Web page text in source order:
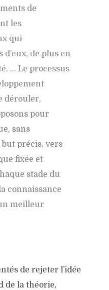
de
les
qui
de plus en
… Le processus
dérouler,
pour
sans
précis, vers
fixée et
stade du
connaissance
meilleur
de rejeter l’idée
de la théorie,